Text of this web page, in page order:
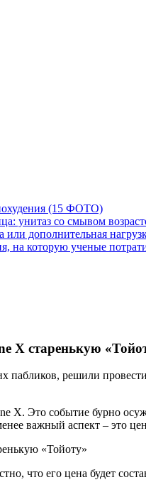
(15 ФОТО)
унитаз со смывом
дополнительная
на которую ученые
X старенькую
пабликов, решили
X. Это событие бурно
важный аспект – это
что его цена будет